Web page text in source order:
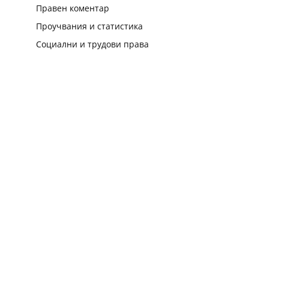
Правен коментар
Проучвания и статистика
Социални и трудови права